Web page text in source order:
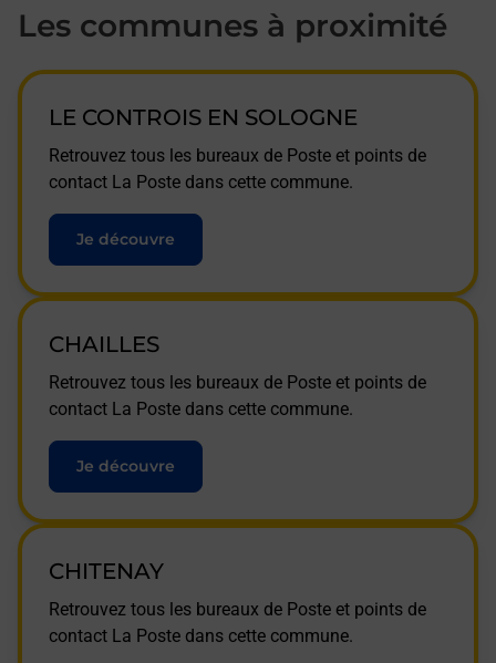
Les communes à proximité
LE CONTROIS EN SOLOGNE
Retrouvez tous les bureaux de Poste et points de
contact La Poste dans cette commune.
Je découvre
CHAILLES
Retrouvez tous les bureaux de Poste et points de
contact La Poste dans cette commune.
Je découvre
CHITENAY
Retrouvez tous les bureaux de Poste et points de
contact La Poste dans cette commune.